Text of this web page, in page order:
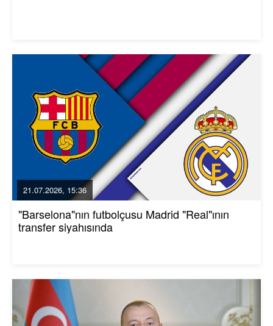
21.07.2026, 15:36
"Barselona"nın futbolçusu Madrid "Real"ının
transfer siyahısında